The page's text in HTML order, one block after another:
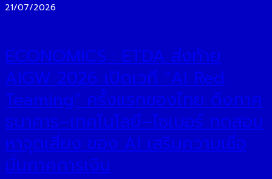
21/07/2026
ECONOMICS : ETDA ส่งท้าย
AIGW 2026 เปิดเวที “AI Red
Teaming” ครั้งแรกของไทย ดึงภาค
ธนาคาร–เทคโนโลยี–ไซเบอร์ ทดสอบ
หาจุดเสี่ยง ของ AI เสริมความเชื่อ
มั่นภาคการเงิน